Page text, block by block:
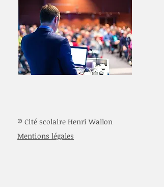
© Cité scolaire Henri Wallon
Mentions légales